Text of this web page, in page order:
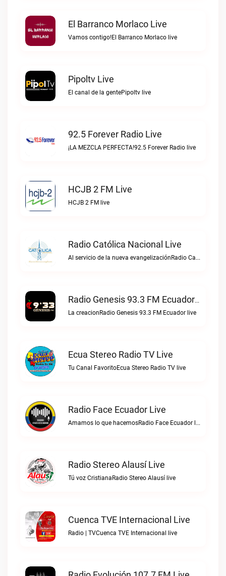
El Barranco Morlaco Live
Vamos contigo!El Barranco Morlaco live
Pipoltv Live
El canal de la gentePipoltv live
92.5 Forever Radio Live
¡LA MEZCLA PERFECTA!92.5 Forever Radio live
HCJB 2 FM Live
HCJB 2 FM live
Radio Católica Nacional Live
Al servicio de la nueva evangelizaciónRadio Católica Nacional live
Radio Genesis 93.3 FM Ecuador Live
La creacionRadio Genesis 93.3 FM Ecuador live
Ecua Stereo Radio TV Live
Tu Canal FavoritoEcua Stereo Radio TV live
Radio Face Ecuador Live
Amamos lo que hacemosRadio Face Ecuador live
Radio Stereo Alausí Live
Tú voz CristianaRadio Stereo Alausí live
Cuenca TVE Internacional Live
Radio | TVCuenca TVE Internacional live